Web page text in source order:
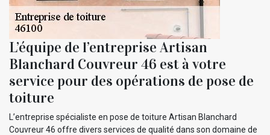
L’équipe de l’entreprise Artisan
Blanchard Couvreur 46 est à votre
service pour des opérations de pose de
toiture
L’entreprise spécialiste en pose de toiture Artisan Blanchard
Couvreur 46 offre divers services de qualité dans son domaine de